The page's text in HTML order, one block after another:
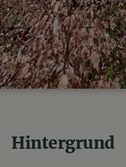
Hintergrund